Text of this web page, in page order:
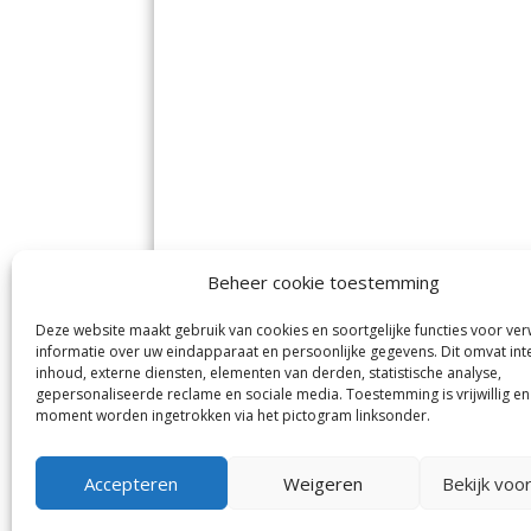
Beheer cookie toestemming
Deze website maakt gebruik van cookies en soortgelijke functies voor
informatie over uw eindapparaat en persoonlijke gegevens. Dit omvat
inhoud, externe diensten, elementen van derden, statistische analyse,
gepersonaliseerde reclame en sociale media. Toestemming is vrijwillig
moment worden ingetrokken via het pictogram linksonder.
Accepteren Weigeren Bekijk
De Nieuwe Meerbode
Visserstraat 10
1431 GJ Aalsmeer
0297-341900
info@meerbode.nl
en
De